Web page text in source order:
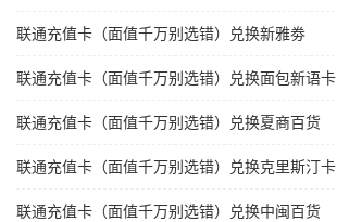
联通充值卡（面值千万别选错）兑换新雅劵
联通充值卡（面值千万别选错）兑换面包新语卡
联通充值卡（面值千万别选错）兑换夏商百货
联通充值卡（面值千万别选错）兑换克里斯汀卡
联通充值卡（面值千万别选错）兑换中闽百货